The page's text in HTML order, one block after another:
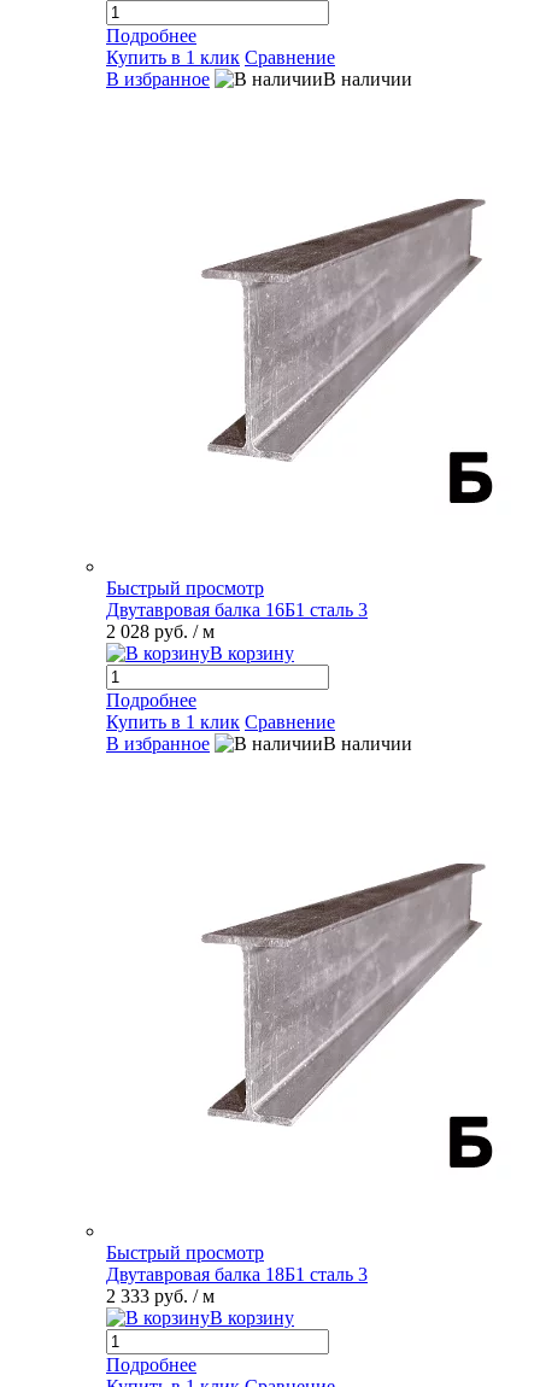
Подробнее
Купить в 1 клик Сравнение
В избранное
В наличии
Быстрый просмотр
Двутавровая балка 16Б1 сталь 3
2 028 руб. / м
В корзину
Подробнее
Купить в 1 клик Сравнение
В избранное
В наличии
Быстрый просмотр
Двутавровая балка 18Б1 сталь 3
2 333 руб. / м
В корзину
Подробнее